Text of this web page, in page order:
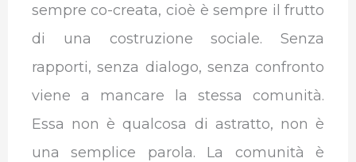
sempre co-creata, cioè è sempre il frutto
di una costruzione sociale. Senza
rapporti, senza dialogo, senza confronto
viene a mancare la stessa comunità.
Essa non è qualcosa di astratto, non è
una semplice parola. La comunità è